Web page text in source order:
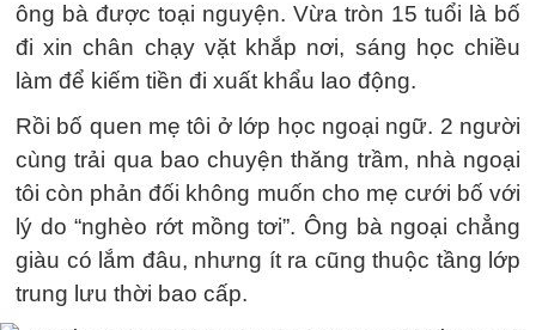
ông bà được toại nguyện. Vừa tròn 15 tuổi là bố
đi xin chân chạy vặt khắp nơi, sáng học chiều
làm để kiếm tiền đi xuất khẩu lao động.
Rồi bố quen mẹ tôi ở lớp học ngoại ngữ. 2 người
cùng trải qua bao chuyện thăng trầm, nhà ngoại
tôi còn phản đối không muốn cho mẹ cưới bố với
lý do “nghèo rớt mồng tơi”. Ông bà ngoại chẳng
giàu có lắm đâu, nhưng ít ra cũng thuộc tầng lớp
trung lưu thời bao cấp.